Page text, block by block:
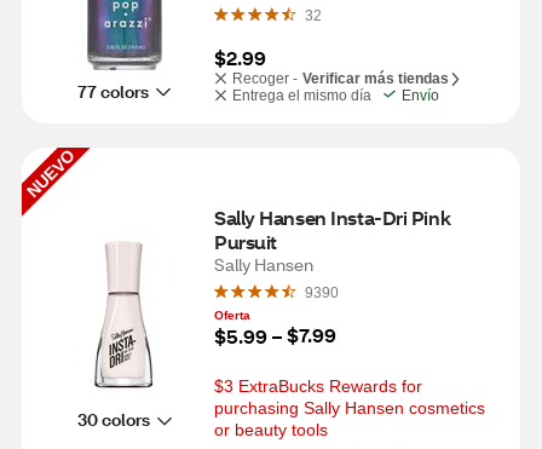
77 colors
32
$2.99
Recoger - Verificar más tiendas
Entrega el mismo día
Envío
NUEVO
30 colors
Sally Hansen Insta-Dri Pink
Pursuit
Sally Hansen
9390
Oferta
$5.99 – $7.99
$3 ExtraBucks Rewards for
purchasing Sally Hansen cosmetics
or beauty tools